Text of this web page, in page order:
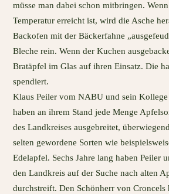
müsse man dabei schon mitbringen.
Temperatur erreicht ist, wird die Asche
Backofen mit der Bäckerfahne
Bleche rein. Wenn der Kuchen
Bratäpfel im Glas auf ihren Einsatz. Die
spendiert.
Klaus Peiler vom NABU und sein Kollege
haben an ihrem Stand jede Menge
des Landkreises ausgebreitet,
selten gewordene Sorten wie
Edelapfel. Sechs Jahre lang haben Peiler
den Landkreis auf der Suche nach alten
durchstreift. Den Schönherr von Croncels